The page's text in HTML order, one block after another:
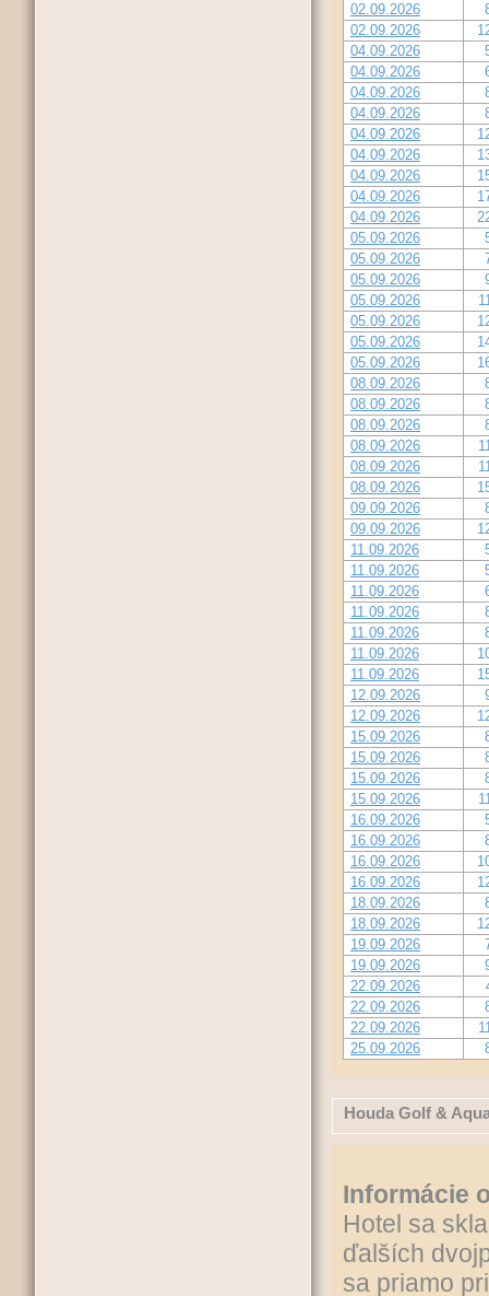
02.09.2026
02.09.2026
04.09.2026
04.09.2026
04.09.2026
04.09.2026
04.09.2026
04.09.2026
04.09.2026
04.09.2026
04.09.2026
05.09.2026
05.09.2026
05.09.2026
05.09.2026
05.09.2026
05.09.2026
05.09.2026
08.09.2026
08.09.2026
08.09.2026
08.09.2026
08.09.2026
08.09.2026
09.09.2026
09.09.2026
11.09.2026
11.09.2026
11.09.2026
11.09.2026
11.09.2026
11.09.2026
11.09.2026
12.09.2026
12.09.2026
15.09.2026
15.09.2026
15.09.2026
15.09.2026
16.09.2026
16.09.2026
16.09.2026
16.09.2026
18.09.2026
18.09.2026
19.09.2026
19.09.2026
22.09.2026
22.09.2026
22.09.2026
25.09.2026
Houda Golf &
Informácie
Hotel sa
ďalších
sa priamo